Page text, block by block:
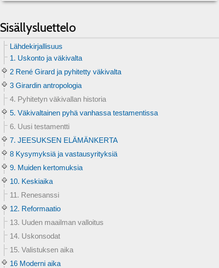
Sisällysluettelo
Lähdekirjallisuus
1. Uskonto ja väkivalta
2 René Girard ja pyhitetty väkivalta
3 Girardin antropologia
4. Pyhitetyn väkivallan historia
5. Väkivaltainen pyhä vanhassa testamentissa
6. Uusi testamentti
7. JEESUKSEN ELÄMÄNKERTA
8 Kysymyksiä ja vastausyrityksiä
9. Muiden kertomuksia
10. Keskiaika
11. Renesanssi
12. Reformaatio
13. Uuden maailman valloitus
14. Uskonsodat
15. Valistuksen aika
16 Moderni aika